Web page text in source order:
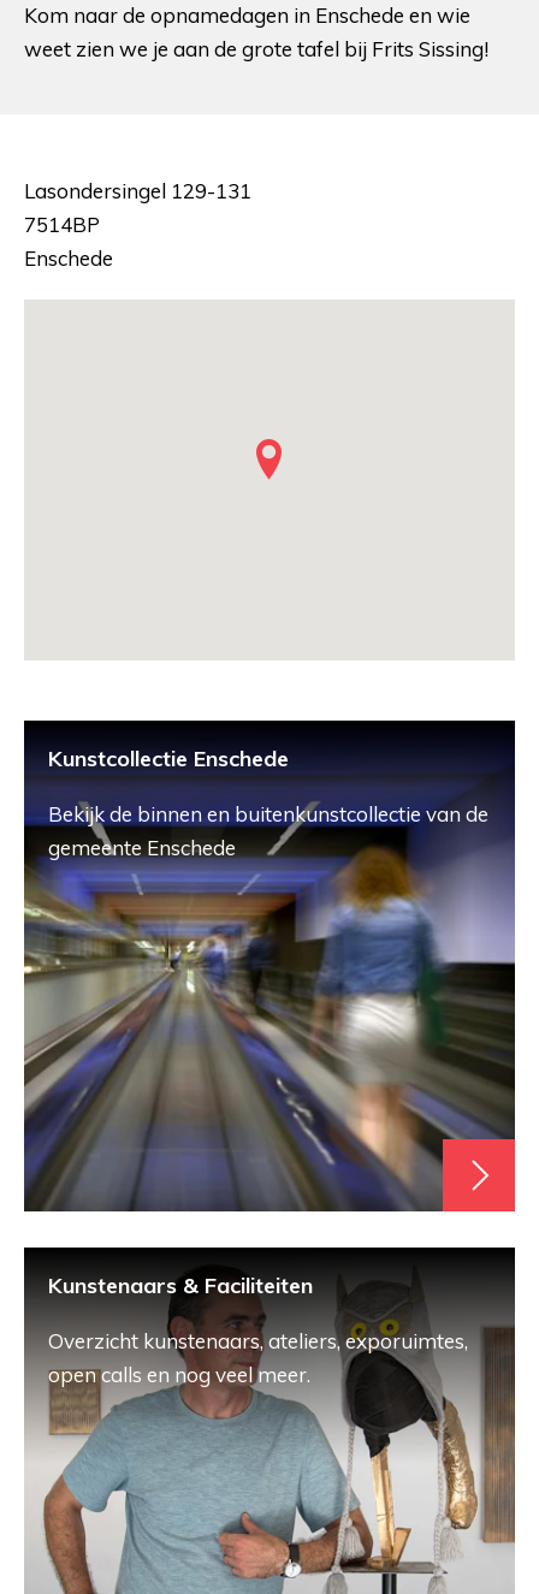
Kom naar de opnamedagen in Enschede en wie
weet zien we je aan de grote tafel bij Frits Sissing!
Lasondersingel 129-131
7514BP
Enschede
Kunstcollectie Enschede
Bekijk de binnen en buitenkunstcollectie van de
gemeente Enschede
Kunstenaars & Faciliteiten
Overzicht kunstenaars, ateliers, exporuimtes,
open calls en nog veel meer.